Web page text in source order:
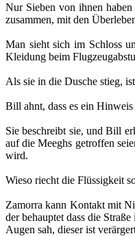
Nur Sieben von ihnen
zusammen, mit den
Man sieht sich im Schloss
Kleidung beim
Als sie in die Dusche stieg,
Bill ahnt, dass es ein
Sie beschreibt sie, und Bill
auf die Meeghs getroffen
wird.
Wieso riecht die Flüssigkeit
Zamorra kann Kontakt mit
der behauptet dass die
Augen sah, dieser ist